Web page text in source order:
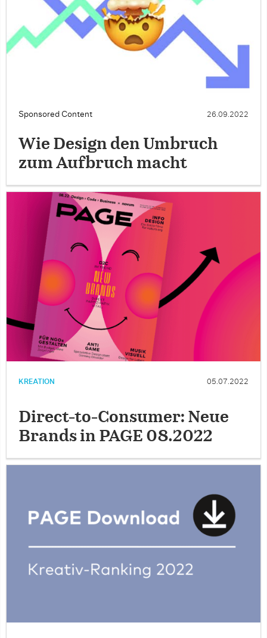
Sponsored Content 26.09.2022
Wie Design den Umbruch
zum Aufbruch macht
KREATION 05.07.2022
Direct-to-Consumer: Neue
Brands in PAGE 08.2022